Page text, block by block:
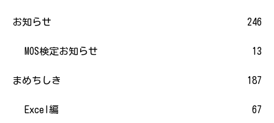
お知らせ 246
MOS検定お知らせ 13
まめちしき 187
Excel編 67